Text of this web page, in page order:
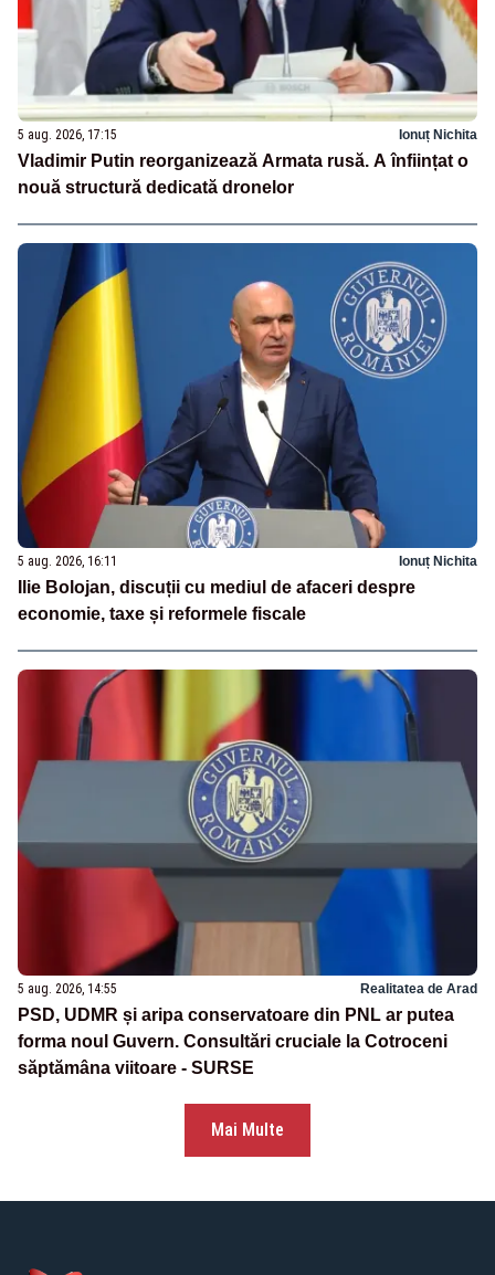
5 aug. 2026, 17:15 Ionuț Nichita
Vladimir Putin reorganizează Armata rusă. A înființat o
nouă structură dedicată dronelor
5 aug. 2026, 16:11 Ionuț Nichita
Ilie Bolojan, discuții cu mediul de afaceri despre
economie, taxe și reformele fiscale
5 aug. 2026, 14:55 Realitatea de Arad
PSD, UDMR și aripa conservatoare din PNL ar putea
forma noul Guvern. Consultări cruciale la Cotroceni
săptămâna viitoare - SURSE
Mai Multe